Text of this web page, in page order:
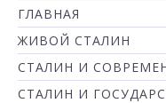
ГЛАВНАЯ
ЖИВОЙ СТАЛИН
СТАЛИН И
СТАЛИН И